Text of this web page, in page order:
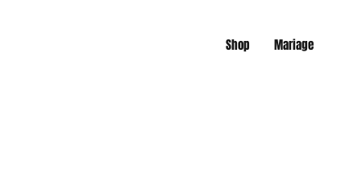
Shop Mariage